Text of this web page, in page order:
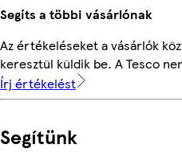
Segíts a többi vásárlónak
Az értékeléseket a vásárlók
keresztül küldik be. A Tesco
Írj értékelést
Segítünk